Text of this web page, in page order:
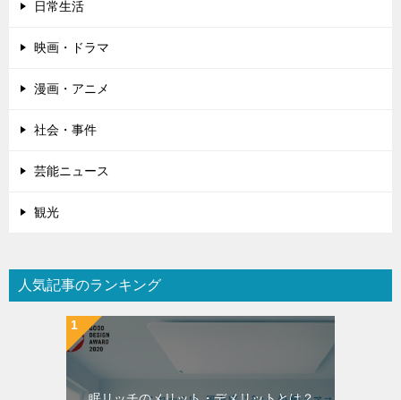
日常生活
映画・ドラマ
漫画・アニメ
社会・事件
芸能ニュース
観光
人気記事のランキング